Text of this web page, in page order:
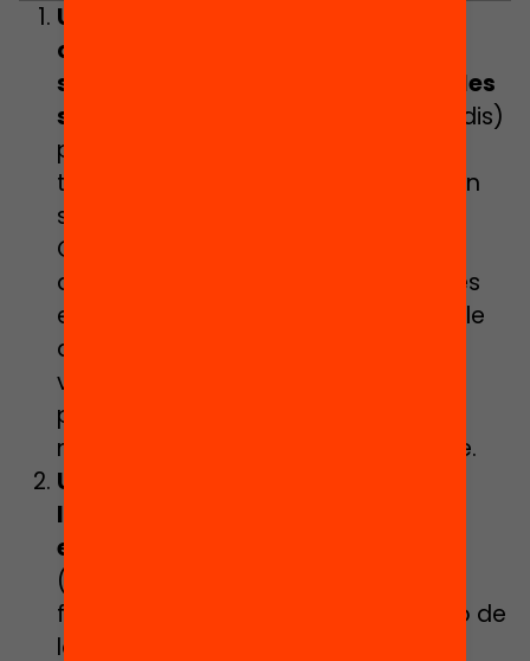
Un Registre d’Alumnes (RALC)
complementat amb dades
socioeconòmiques de l’alumnat
i les
seves famílies
(renda i nivell d’estudis)
per identificar i fer seguiment de la
trajectòria educativa de l’alumnat en
situació de vulnerabilitat social.
Complementar el RALC amb dades
addicionals permetrà que els centres
educatius disposin d’un registre fiable
de les famílies socialment més
vulnerables, famílies nouvingudes,
perceptores d’ajuts socials…, en el
moment de la matriculació al centre.
Un protocol d’identificació de
l’alumnat amb necessitats
específiques de suport educatiu
(NESE) per millorar els processos i
facilitar l’automatització en la gestió de
la informació. Per tal d’unificar els